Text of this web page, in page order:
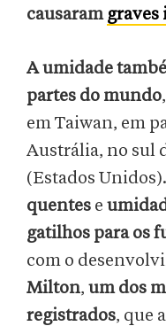
causaram graves
A umidade
partes do mundo
em Taiwan, em
Austrália, no sul
(Estados Unidos).
quentes e
gatilhos para os
com o
Milton, um dos
registrados, que